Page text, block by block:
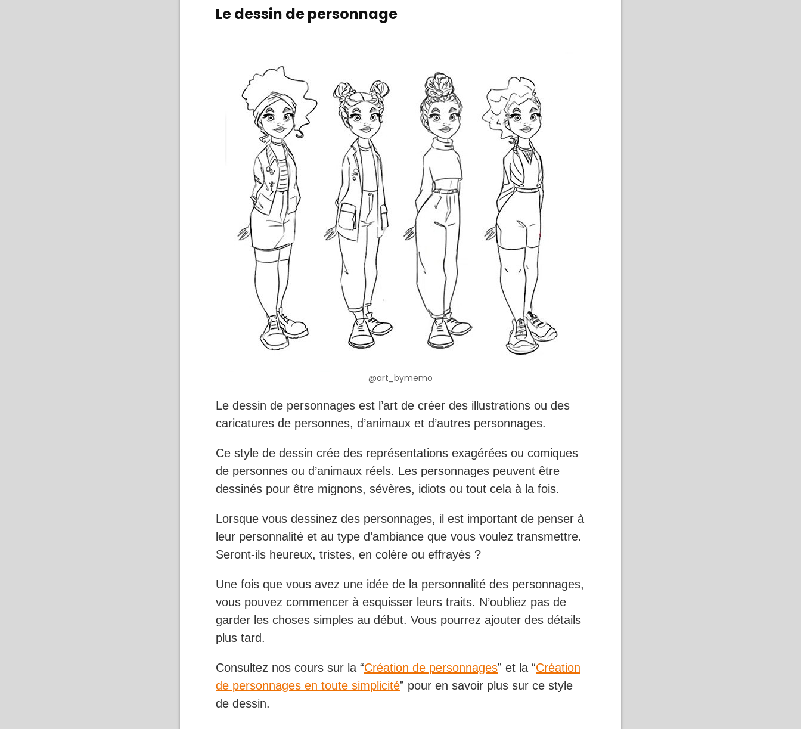
Le dessin de personnage
@art_bymemo
Le dessin de personnages est l’art de créer des illustrations ou des
caricatures de personnes, d’animaux et d’autres personnages.
Ce style de dessin crée des représentations exagérées ou comiques
de personnes ou d’animaux réels. Les personnages peuvent être
dessinés pour être mignons, sévères, idiots ou tout cela à la fois.
Lorsque vous dessinez des personnages, il est important de penser à
leur personnalité et au type d’ambiance que vous voulez transmettre.
Seront-ils heureux, tristes, en colère ou effrayés ?
Une fois que vous avez une idée de la personnalité des personnages,
vous pouvez commencer à esquisser leurs traits. N’oubliez pas de
garder les choses simples au début. Vous pourrez ajouter des détails
plus tard.
Consultez nos cours sur la “Création de personnages” et la “Création
de personnages en toute simplicité” pour en savoir plus sur ce style
de dessin.